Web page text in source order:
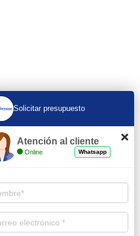
Solicitar presupuesto
Atención al cliente
Online Whatsapp